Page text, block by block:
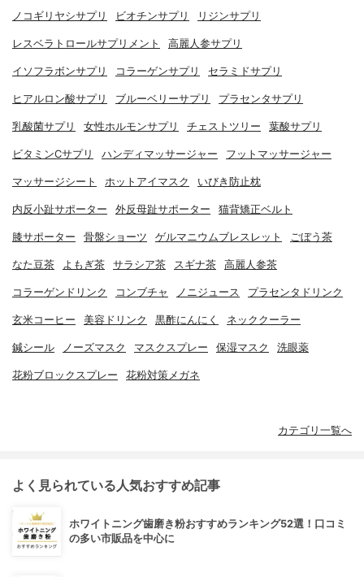
ノコギリヤシサプリ ビオチンサプリ リジンサプリ
レスベラトロールサプリメント 高麗人参サプリ
イソフラボンサプリ コラーゲンサプリ セラミドサプリ
ヒアルロン酸サプリ ブルーベリーサプリ プラセンタサプリ
乳酸菌サプリ 女性ホルモンサプリ チェストツリー 葉酸サプリ
ビタミンCサプリ ハンディマッサージャー フットマッサージャー
マッサージシート ホットアイマスク いびき防止枕
内反小趾サポーター 外反母趾サポーター 猫背矯正ベルト
膝サポーター 骨盤ショーツ ゲルマニウムブレスレット ごぼう茶
なた豆茶 よもぎ茶 サラシア茶 スギナ茶 高麗人参茶
コラーゲンドリンク コンブチャ ノニジュース プラセンタドリンク
玄米コーヒー 美容ドリンク 黒酢にんにく ネッククーラー
鍼シール ノーズマスク マスクスプレー 保湿マスク 洗眼薬
花粉ブロックスプレー 花粉対策メガネ
カテゴリ一覧へ
よく見られている人気おすすめ記事
ホワイトニング歯磨き粉おすすめランキング52選！口コミ
の多い市販品を中心に